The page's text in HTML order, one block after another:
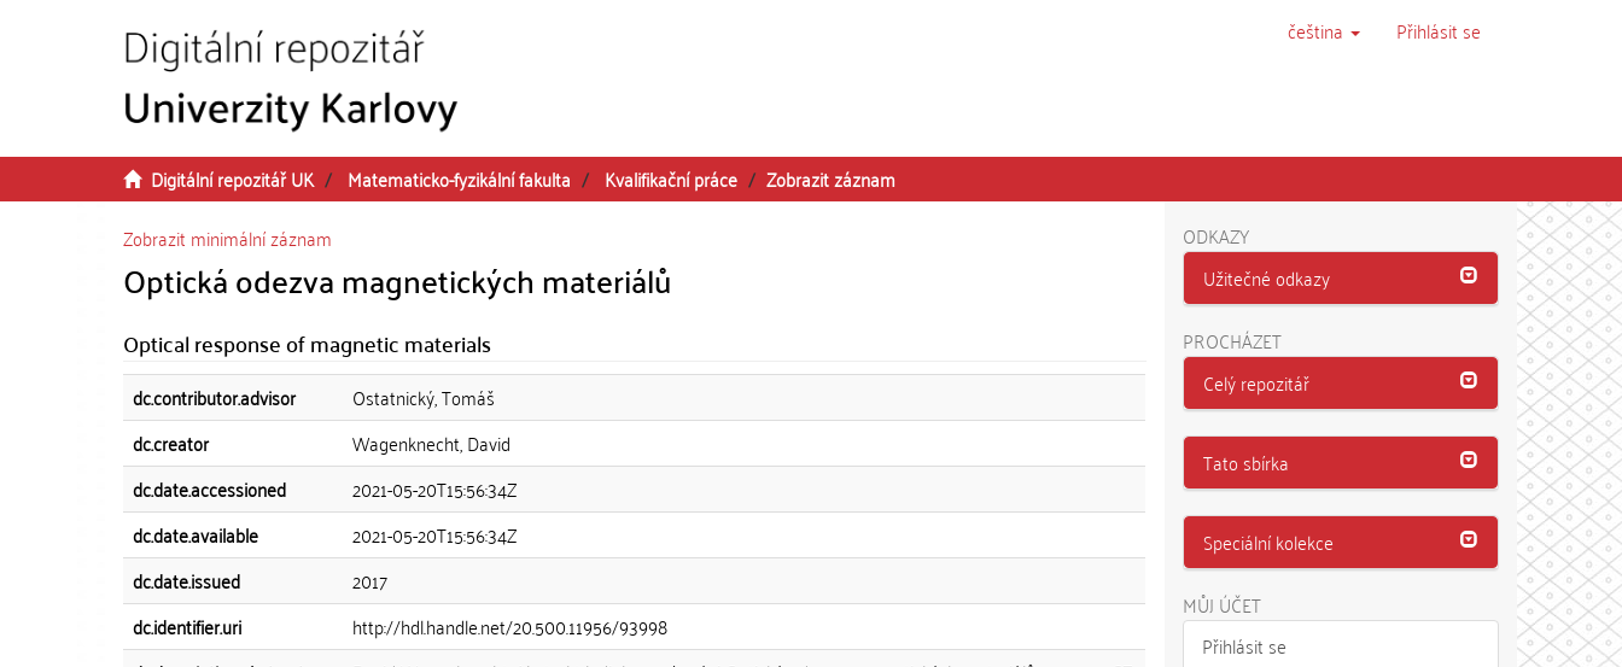
čeština Přihlásit se
Digitální repozitář UK Matematicko-fyzikální fakulta Kvalifikační práce
Zobrazit záznam
Zobrazit minimální záznam
Optická odezva magnetických materiálů
Optical response of magnetic materials
dc.contributor.advisor
Ostatnický, Tomáš
dc.creator
Wagenknecht, David
dc.date.accessioned
2021-05-20T15:56:34Z
dc.date.available
2021-05-20T15:56:34Z
dc.date.issued
2017
dc.identifier.uri
http://hdl.handle.net/20.500.11956/93998
ODKAZY
Užitečné odkazy
PROCHÁZET
Celý repozitář
Tato sbírka
Speciální kolekce
MŮJ ÚČET
Přihlásit se